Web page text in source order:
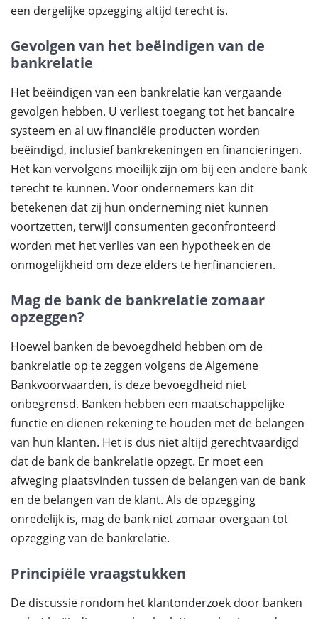
een dergelijke opzegging altijd terecht is.
Gevolgen van het beëindigen van de
bankrelatie
Het beëindigen van een bankrelatie kan vergaande
gevolgen hebben. U verliest toegang tot het bancaire
systeem en al uw financiële producten worden
beëindigd, inclusief bankrekeningen en financieringen.
Het kan vervolgens moeilijk zijn om bij een andere bank
terecht te kunnen. Voor ondernemers kan dit
betekenen dat zij hun onderneming niet kunnen
voortzetten, terwijl consumenten geconfronteerd
worden met het verlies van een hypotheek en de
onmogelijkheid om deze elders te herfinancieren.
Mag de bank de bankrelatie zomaar
opzeggen?
Hoewel banken de bevoegdheid hebben om de
bankrelatie op te zeggen volgens de Algemene
Bankvoorwaarden, is deze bevoegdheid niet
onbegrensd. Banken hebben een maatschappelijke
functie en dienen rekening te houden met de belangen
van hun klanten. Het is dus niet altijd gerechtvaardigd
dat de bank de bankrelatie opzegt. Er moet een
afweging plaatsvinden tussen de belangen van de bank
en de belangen van de klant. Als de opzegging
onredelijk is, mag de bank niet zomaar overgaan tot
opzegging van de bankrelatie.
Principiële vraagstukken
De discussie rondom het klantonderzoek door banken